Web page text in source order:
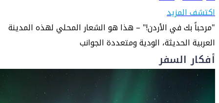
اكتشف المزيد
"مرحباً بك في الأردن!" – هذا هو الشعار المحلي لهذه المدينة
العربية الحديثة، الودية ومتعددة الجوانب
أفكار السفر